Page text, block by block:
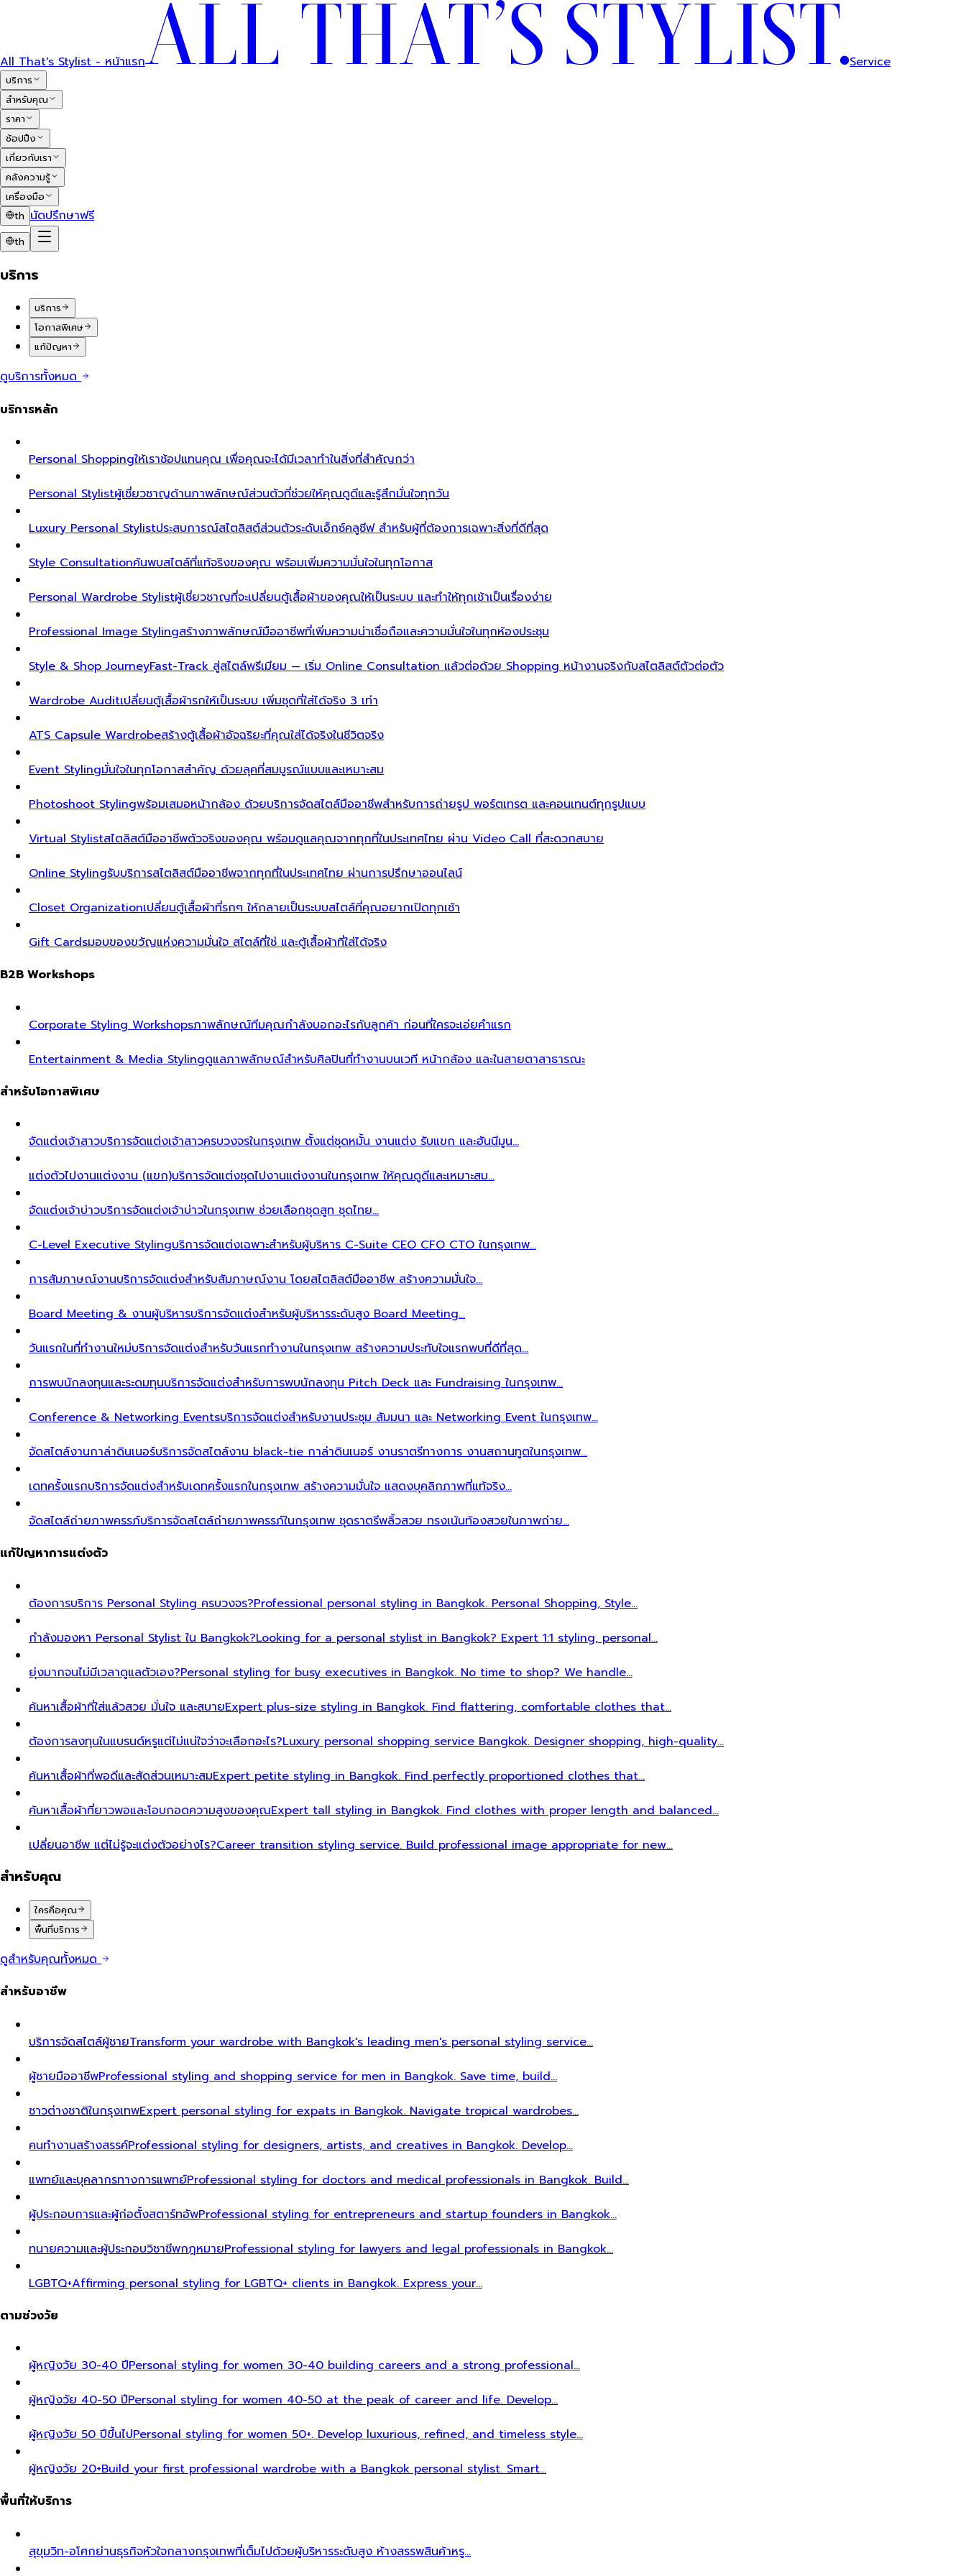
All That's Stylist - หน้าแรก Service
บริการ
สำหรับคุณ
ราคา
ช้อปปิ้ง
เกี่ยวกับเรา
คลังความรู้
เครื่องมือ
th นัดปรึกษาฟรี
th
บริการ
บริการ
โอกาสพิเศษ
แก้ปัญหา
ดูบริการทั้งหมด
บริการหลัก
Personal Shoppingให้เราช้อปแทนคุณ เพื่อคุณจะได้มีเวลาทำในสิ่งที่สำคัญกว่า
Personal Stylistผู้เชี่ยวชาญด้านภาพลักษณ์ส่วนตัวที่ช่วยให้คุณดูดีและรู้สึกมั่นใจทุกวัน
Luxury Personal Stylistประสบการณ์สไตลิสต์ส่วนตัวระดับเอ็กซ์คลูซีฟ สำหรับผู้ที่ต้องการเฉพาะสิ่งที่ดีที่สุด
Style Consultationค้นพบสไตล์ที่แท้จริงของคุณ พร้อมเพิ่มความมั่นใจในทุกโอกาส
Personal Wardrobe Stylistผู้เชี่ยวชาญที่จะเปลี่ยนตู้เสื้อผ้าของคุณให้เป็นระบบ และทำให้ทุกเช้าเป็นเรื่องง่าย
Professional Image Stylingสร้างภาพลักษณ์มืออาชีพที่เพิ่มความน่าเชื่อถือและความมั่นใจในทุกห้องประชุม
Style & Shop JourneyFast-Track สู่สไตล์พรีเมียม — เริ่ม Online Consultation แล้วต่อด้วย Shopping หน้างานจริงกับสไตลิสต์ตัวต่อตัว
Wardrobe Auditเปลี่ยนตู้เสื้อผ้ารกให้เป็นระบบ เพิ่มชุดที่ใส่ได้จริง 3 เท่า
ATS Capsule Wardrobeสร้างตู้เสื้อผ้าอัจฉริยะที่คุณใส่ได้จริงในชีวิตจริง
Event Stylingมั่นใจในทุกโอกาสสำคัญ ด้วยลุคที่สมบูรณ์แบบและเหมาะสม
Photoshoot Stylingพร้อมเสมอหน้ากล้อง ด้วยบริการจัดสไตล์มืออาชีพสำหรับการถ่ายรูป พอร์ตเทรต และคอนเทนต์ทุกรูปแบบ
Virtual Stylistสไตลิสต์มืออาชีพตัวจริงของคุณ พร้อมดูแลคุณจากทุกที่ในประเทศไทย ผ่าน Video Call ที่สะดวกสบาย
Online Stylingรับบริการสไตลิสต์มืออาชีพจากทุกที่ในประเทศไทย ผ่านการปรึกษาออนไลน์
Closet Organizationเปลี่ยนตู้เสื้อผ้าที่รกๆ ให้กลายเป็นระบบสไตล์ที่คุณอยากเปิดทุกเช้า
Gift Cardsมอบของขวัญแห่งความมั่นใจ สไตล์ที่ใช่ และตู้เสื้อผ้าที่ใส่ได้จริง
B2B Workshops
Corporate Styling Workshopsภาพลักษณ์ทีมคุณกำลังบอกอะไรกับลูกค้า ก่อนที่ใครจะเอ่ยคำแรก
Entertainment & Media Stylingดูแลภาพลักษณ์สำหรับศิลปินที่ทำงานบนเวที หน้ากล้อง และในสายตาสาธารณะ
สำหรับโอกาสพิเศษ
จัดแต่งเจ้าสาวบริการจัดแต่งเจ้าสาวครบวงจรในกรุงเทพ ตั้งแต่ชุดหมั้น งานแต่ง รับแขก และฮันนีมูน…
แต่งตัวไปงานแต่งงาน (แขก)บริการจัดแต่งชุดไปงานแต่งงานในกรุงเทพ ให้คุณดูดีและเหมาะสม…
จัดแต่งเจ้าบ่าวบริการจัดแต่งเจ้าบ่าวในกรุงเทพ ช่วยเลือกชุดสูท ชุดไทย…
C-Level Executive Stylingบริการจัดแต่งเฉพาะสำหรับผู้บริหาร C-Suite CEO CFO CTO ในกรุงเทพ…
การสัมภาษณ์งานบริการจัดแต่งสำหรับสัมภาษณ์งาน โดยสไตลิสต์มืออาชีพ สร้างความมั่นใจ…
Board Meeting & งานผู้บริหารบริการจัดแต่งสำหรับผู้บริหารระดับสูง Board Meeting…
วันแรกในที่ทำงานใหม่บริการจัดแต่งสำหรับวันแรกทำงานในกรุงเทพ สร้างความประทับใจแรกพบที่ดีที่สุด…
การพบนักลงทุนและระดมทุนบริการจัดแต่งสำหรับการพบนักลงทุน Pitch Deck และ Fundraising ในกรุงเทพ…
Conference & Networking Eventsบริการจัดแต่งสำหรับงานประชุม สัมมนา และ Networking Event ในกรุงเทพ…
จัดสไตล์งานกาล่าดินเนอร์บริการจัดสไตล์งาน black-tie กาล่าดินเนอร์ งานราตรีทางการ งานสถานทูตในกรุงเทพ…
เดทครั้งแรกบริการจัดแต่งสำหรับเดทครั้งแรกในกรุงเทพ สร้างความมั่นใจ แสดงบุคลิกภาพที่แท้จริง…
จัดสไตล์ถ่ายภาพครรภ์บริการจัดสไตล์ถ่ายภาพครรภ์ในกรุงเทพ ชุดราตรีพลิ้วสวย ทรงเน้นท้องสวยในภาพถ่าย…
แก้ปัญหาการแต่งตัว
ต้องการบริการ Personal Styling ครบวงจร?Professional personal styling in Bangkok. Personal Shopping, Style…
กำลังมองหา Personal Stylist ใน Bangkok?Looking for a personal stylist in Bangkok? Expert 1:1 styling, personal…
ยุ่งมากจนไม่มีเวลาดูแลตัวเอง?Personal styling for busy executives in Bangkok. No time to shop? We handle…
ค้นหาเสื้อผ้าที่ใส่แล้วสวย มั่นใจ และสบายExpert plus-size styling in Bangkok. Find flattering, comfortable clothes that…
ต้องการลงทุนในแบรนด์หรูแต่ไม่แน่ใจว่าจะเลือกอะไร?Luxury personal shopping service Bangkok. Designer shopping, high-quality…
ค้นหาเสื้อผ้าที่พอดีและสัดส่วนเหมาะสมExpert petite styling in Bangkok. Find perfectly proportioned clothes that…
ค้นหาเสื้อผ้าที่ยาวพอและโอบกอดความสูงของคุณExpert tall styling in Bangkok. Find clothes with proper length and balanced…
เปลี่ยนอาชีพ แต่ไม่รู้จะแต่งตัวอย่างไร?Career transition styling service. Build professional image appropriate for new…
สำหรับคุณ
ใครคือคุณ
พื้นที่บริการ
ดูสำหรับคุณทั้งหมด
สำหรับอาชีพ
บริการจัดสไตล์ผู้ชายTransform your wardrobe with Bangkok's leading men's personal styling service…
ผู้ชายมืออาชีพProfessional styling and shopping service for men in Bangkok. Save time, build…
ชาวต่างชาติในกรุงเทพExpert personal styling for expats in Bangkok. Navigate tropical wardrobes…
คนทำงานสร้างสรรค์Professional styling for designers, artists, and creatives in Bangkok. Develop…
แพทย์และบุคลากรทางการแพทย์Professional styling for doctors and medical professionals in Bangkok. Build…
ผู้ประกอบการและผู้ก่อตั้งสตาร์ทอัพProfessional styling for entrepreneurs and startup founders in Bangkok…
ทนายความและผู้ประกอบวิชาชีพกฎหมายProfessional styling for lawyers and legal professionals in Bangkok…
LGBTQ+Affirming personal styling for LGBTQ+ clients in Bangkok. Express your…
ตามช่วงวัย
ผู้หญิงวัย 30-40 ปีPersonal styling for women 30-40 building careers and a strong professional…
ผู้หญิงวัย 40-50 ปีPersonal styling for women 40-50 at the peak of career and life. Develop…
ผู้หญิงวัย 50 ปีขึ้นไปPersonal styling for women 50+. Develop luxurious, refined, and timeless style…
ผู้หญิงวัย 20+Build your first professional wardrobe with a Bangkok personal stylist. Smart…
พื้นที่ให้บริการ
สุขุมวิท-อโศกย่านธุรกิจหัวใจกลางกรุงเทพที่เต็มไปด้วยผู้บริหารระดับสูง ห้างสรรพสินค้าหรู…